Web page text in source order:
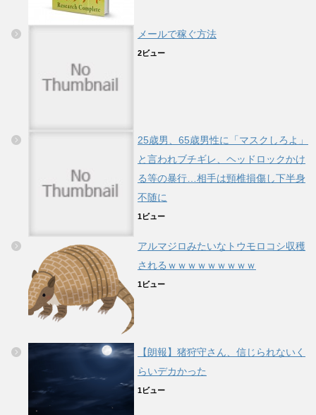
メールで稼ぐ方法
2ビュー
25歳男、65歳男性に「マスクしろよ」
と言われブチギレ、ヘッドロックかけ
る等の暴行…相手は頸椎損傷し下半身
不随に
1ビュー
アルマジロみたいなトウモロコシ収穫
されるｗｗｗｗｗｗｗｗｗ
1ビュー
【朗報】猪狩守さん、信じられないく
らいデカかった
1ビュー